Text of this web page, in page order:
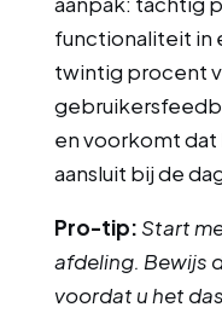
functionaliteit in
twintig procent
en voorkomt
aansluit bij de
Pro-tip: Start
afdeling. Bewijs
voordat u het